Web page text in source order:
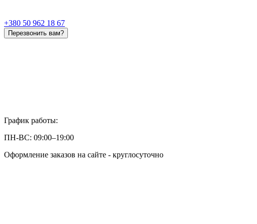
+380 50 962 18 67
Перезвонить вам?
График работы:
ПН-ВС: 09:00–19:00
Оформление заказов на сайте - круглосуточно